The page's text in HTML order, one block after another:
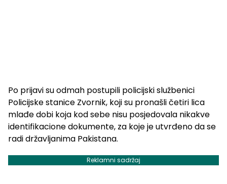
Po prijavi su odmah postupili policijski službenici
Policijske stanice Zvornik, koji su pronašli četiri lica
mlađe dobi koja kod sebe nisu posjedovala nikakve
identifikacione dokumente, za koje je utvrđeno da se
radi državljanima Pakistana.
Reklamni sadržaj